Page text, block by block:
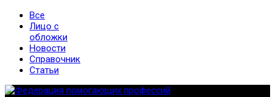
Все
Лицо с
обложки
Новости
Справочник
Статьи